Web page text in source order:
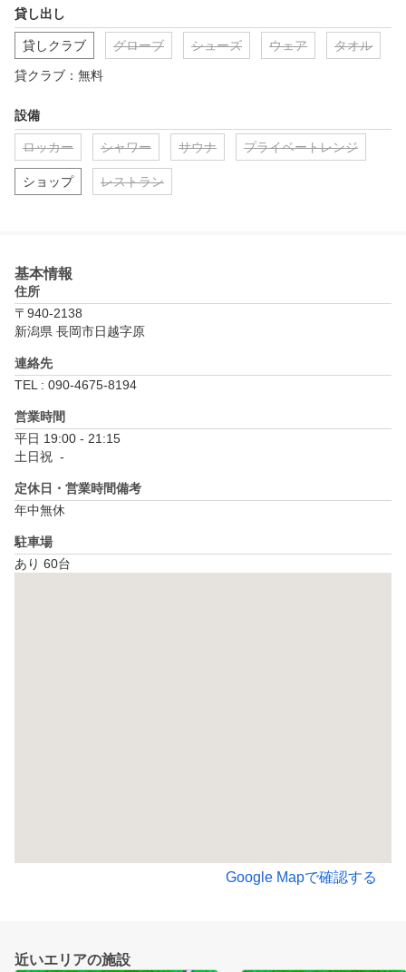
貸し出し
貸しクラブ グローブ シューズ ウェア タオル
貸クラブ：無料
設備
ロッカー シャワー サウナ プライベートレンジ
ショップ レストラン
基本情報
住所
〒940-2138
新潟県 長岡市日越字原
連絡先
TEL : 090-4675-8194
営業時間
平日 19:00 - 21:15
土日祝  -
定休日・営業時間備考
年中無休
駐車場
あり 60台
Google Mapで確認する
近いエリアの施設